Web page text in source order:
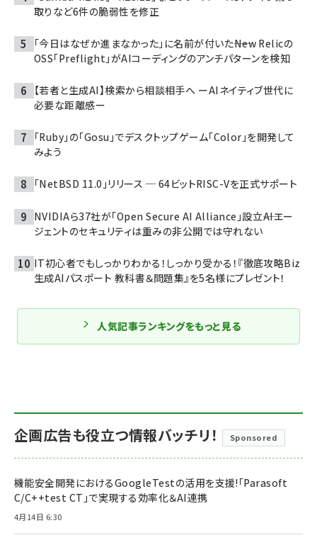
取りなど6件の脆弱性を修正
「今日はなぜか進まなかった」に名前が付いた――New Relicの
OSS「Preflight」がAIコーディングのアンチパターンを検知
【若者と生成AI】検索から相談相手へ ーAIネイティブ世代に
必要な距離感ー
「Ruby」の「Gosu」でデスクトップゲーム「Color」を開発して
みよう
「NetBSD 11.0」リリース ─ 64ビットRISC-Vを正式サポート
NVIDIAら37社が「Open Secure AI Alliance」設立――AIエー
ジェントのセキュリティは重みの非公開では守れない
IT初心者でもしっかりわかる！しっかり受かる！『徹底攻略Biz
生成AIパスポート 教科書＆問題集』を5名様にプレゼント！
人気記事ランキングをもっと見る
企画広告も役立つ情報バッチリ！ Sponsored
機能安全開発におけるGoogleTestの活用を支援!「Parasoft
C/C++test CT」で実現する効率化＆AI連携
4月14日 6:30